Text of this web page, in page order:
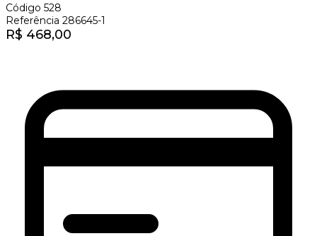
Código 528
Referência 286645-1
R$ 468,00